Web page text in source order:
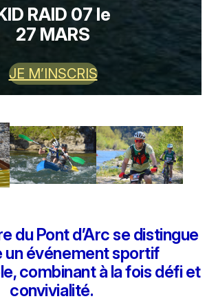
RAID 07 le
27 MARS
JE M’INSCRIS
du Pont d’Arc se distingue
un événement sportif
combinant à la fois défi et
convivialité.